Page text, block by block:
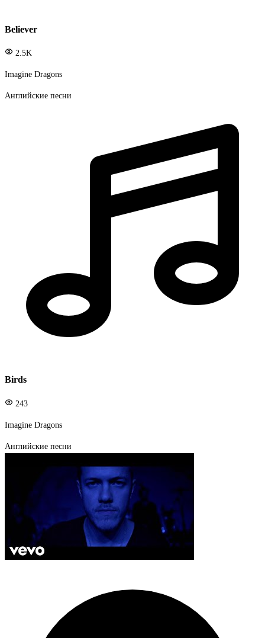
Believer
2.5K
Imagine Dragons
Английские песни
Birds
243
Imagine Dragons
Английские песни